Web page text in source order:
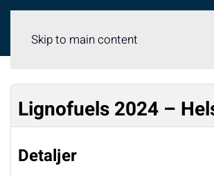
Skip to main content
Lignofuels 2024 –
Detaljer